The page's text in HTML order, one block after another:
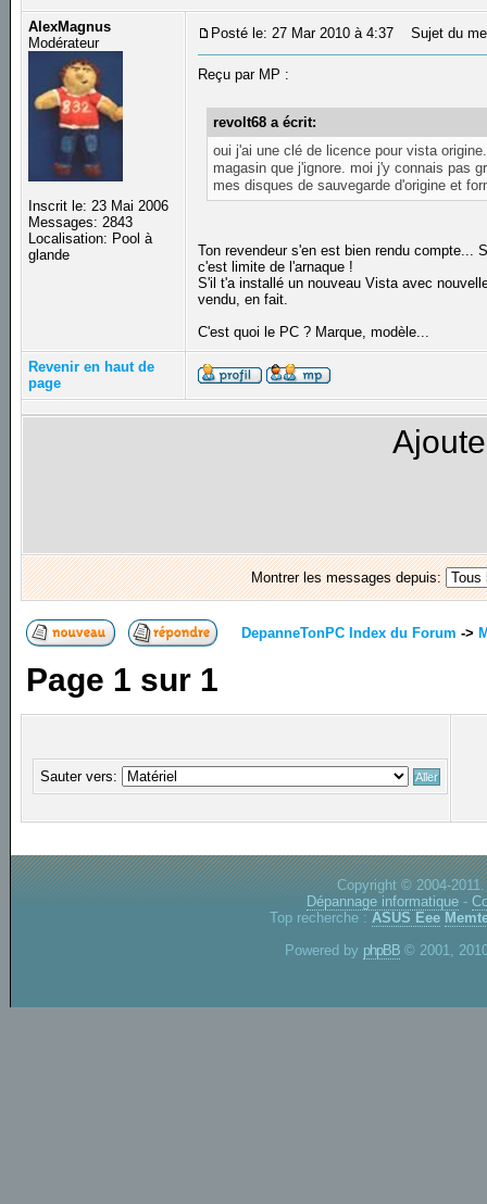
AlexMagnus
Modérateur
Inscrit le: 23 Mai 2006
Messages: 2843
Localisation: Pool à
glande
Posté le: 27 Mar 2010 à 4:37 Sujet du
Reçu par MP :
revolt68 a écrit:
oui j'ai une clé de licence pour vista
magasin que j'ignore. moi j'y connais pas
mes disques de sauvegarde d'origine et
Ton revendeur s'en est bien rendu compte...
c'est limite de l'arnaque !
S'il t'a installé un nouveau Vista avec
vendu, en fait.
C'est quoi le PC ? Marque, modèle...
Revenir en haut de
page
Montrer les messages depuis:
DepanneTonPC Index du Forum ->
Page 1 sur 1
Sauter vers:
Copyright © 2004-
Dépannage informatique -
Top recherche : ASUS Eee
Powered by phpBB © 2001,